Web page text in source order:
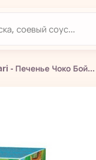
- Печенье Чоко Бой...